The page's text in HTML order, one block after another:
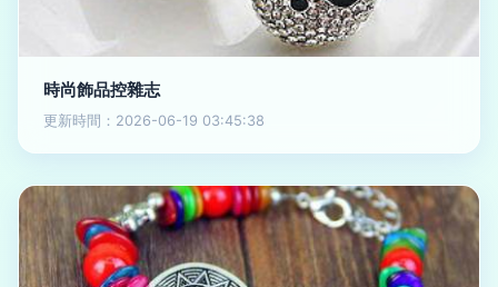
時尚飾品控雜志
更新時間：2026-06-19 03:45:38